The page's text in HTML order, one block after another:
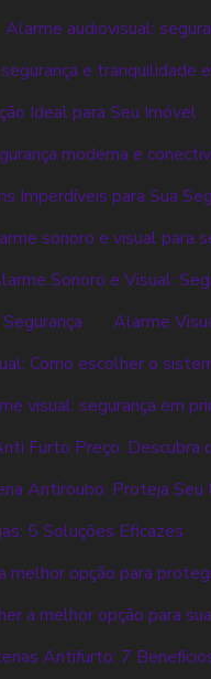
Alarme audiovisual:
e tranquilidade
Ideal para Seu Imóvel
moderna e
Imperdíveis para Sua
sonoro e visual para
Sonoro e Visual:
Alarme
Como escolher o
visual: segurança em
Furto Preço:
Antiroubo: Proteja Seu
5 Soluções Eficazes
opção para
a melhor opção para
Antifurto: 7